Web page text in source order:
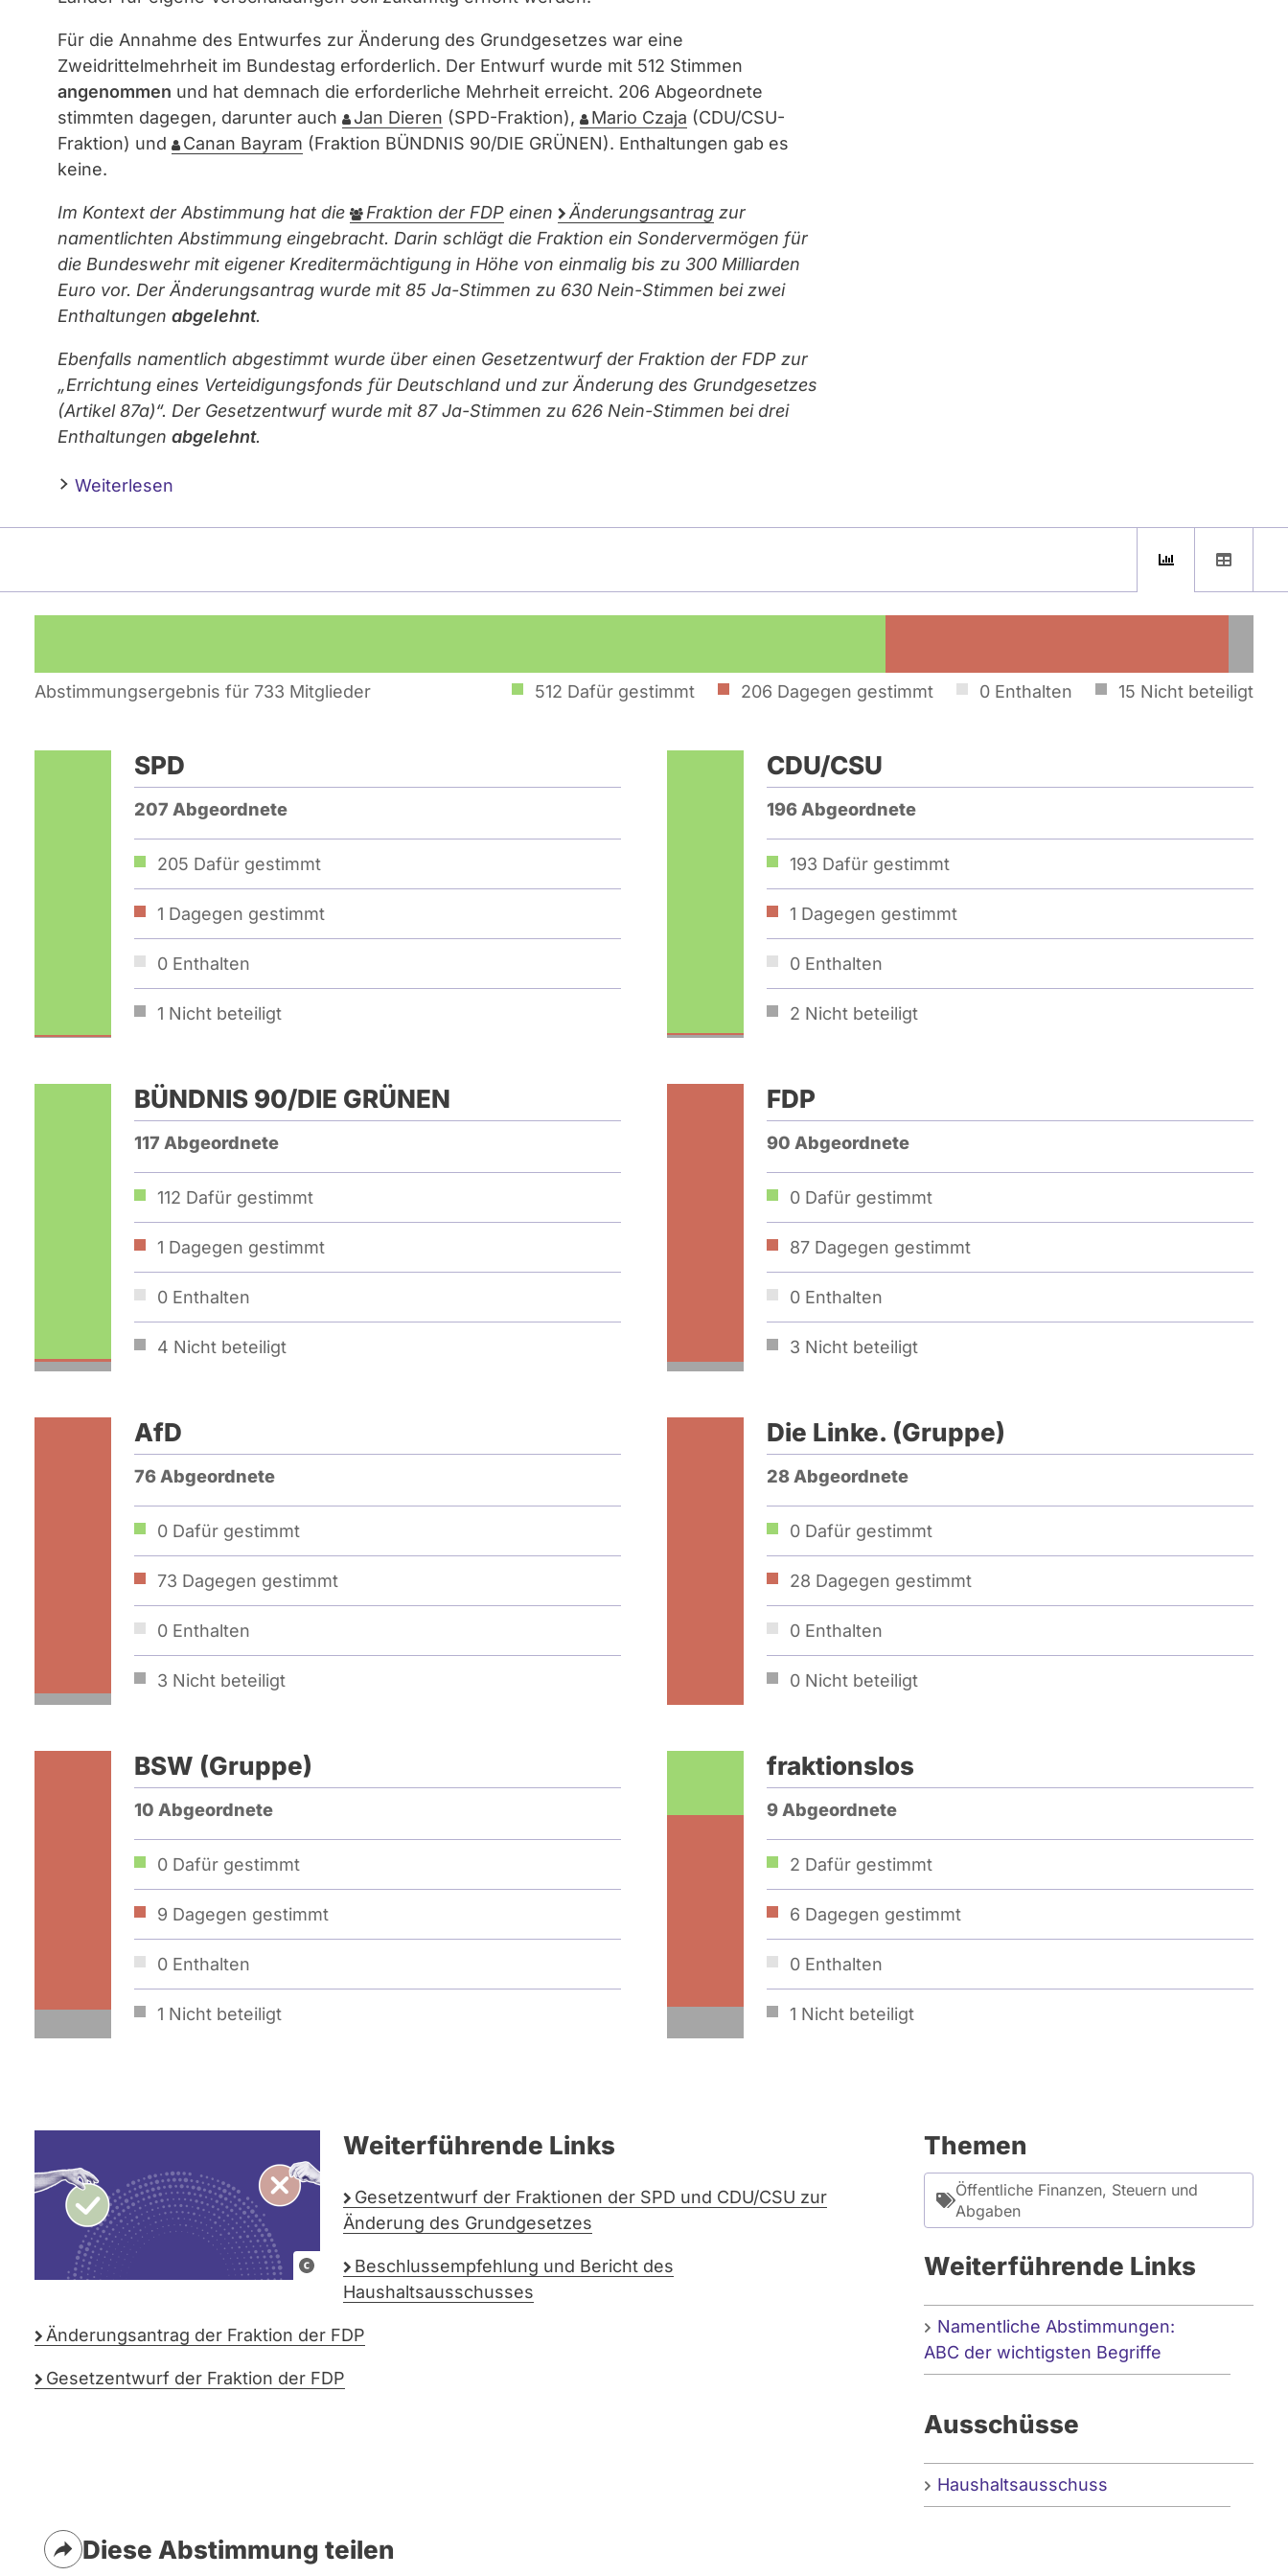
Für die Annahme des Entwurfes zur Änderung des Grundgesetzes war eine
Zweidrittelmehrheit im Bundestag erforderlich. Der Entwurf wurde mit 512 Stimmen
angenommen und hat demnach die erforderliche Mehrheit erreicht. 206 Abgeordnete
stimmten dagegen, darunter auch
Jan Dieren (SPD-Fraktion), Mario Czaja (CDU/CSU-
Fraktion) und
Canan Bayram (Fraktion BÜNDNIS 90/DIE GRÜNEN). Enthaltungen gab es
keine.
Im Kontext der Abstimmung hat die Fraktion der FDP einen Änderungsantrag zur
namentlichten Abstimmung eingebracht. Darin schlägt die Fraktion ein Sondervermögen für
die Bundeswehr mit eigener Kreditermächtigung in Höhe von einmalig bis zu 300 Milliarden
Euro vor. Der Änderungsantrag wurde mit 85 Ja-Stimmen zu 630 Nein-Stimmen bei zwei
Enthaltungen abgelehnt.
Ebenfalls namentlich abgestimmt wurde über einen Gesetzentwurf der Fraktion der FDP zur
„Errichtung eines Verteidigungsfonds für Deutschland und zur Änderung des Grundgesetzes
(Artikel 87a)“. Der Gesetzentwurf wurde mit 87 Ja-Stimmen zu 626 Nein-Stimmen bei drei
Enthaltungen abgelehnt.
Weiterlesen
Abstimmungsergebnis für 733 Mitglieder 512 Dafür gestimmt 206 Dagegen gestimmt 0 Enthalten 15 Nicht beteiligt
SPD
207 Abgeordnete
205 Dafür gestimmt
1 Dagegen gestimmt
0 Enthalten
1 Nicht beteiligt
CDU/CSU
196 Abgeordnete
193 Dafür gestimmt
1 Dagegen gestimmt
0 Enthalten
2 Nicht beteiligt
BÜNDNIS 90/­DIE GRÜNEN
117 Abgeordnete
112 Dafür gestimmt
1 Dagegen gestimmt
0 Enthalten
4 Nicht beteiligt
FDP
90 Abgeordnete
0 Dafür gestimmt
87 Dagegen gestimmt
0 Enthalten
3 Nicht beteiligt
AfD
76 Abgeordnete
0 Dafür gestimmt
73 Dagegen gestimmt
0 Enthalten
3 Nicht beteiligt
Die Linke. (Gruppe)
28 Abgeordnete
0 Dafür gestimmt
28 Dagegen gestimmt
0 Enthalten
0 Nicht beteiligt
BSW (Gruppe)
10 Abgeordnete
0 Dafür gestimmt
9 Dagegen gestimmt
0 Enthalten
1 Nicht beteiligt
fraktionslos
9 Abgeordnete
2 Dafür gestimmt
6 Dagegen gestimmt
0 Enthalten
1 Nicht beteiligt
G
f
k
n
Weiterführende Links
Gesetzentwurf der Fraktionen der SPD und CDU/CSU zur
Änderung des Grundgesetzes
Beschlussempfehlung und Bericht des
Haushaltsausschusses
Änderungsantrag der Fraktion der FDP
Gesetzentwurf der Fraktion der FDP
Themen
Öffentliche Finanzen, Steuern und
Abgaben
Weiterführende Links
Namentliche Abstimmungen:
ABC der wichtigsten Begriffe
Ausschüsse
Haushaltsausschuss
Diese Abstimmung teilen